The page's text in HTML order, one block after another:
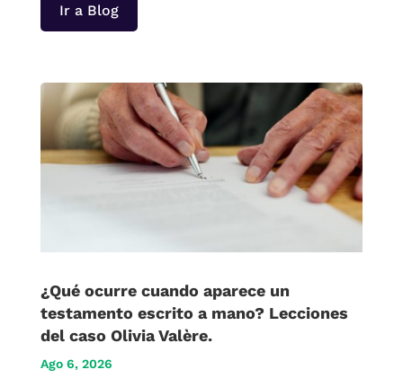
Ir a Blog
¿Qué ocurre cuando aparece un
testamento escrito a mano? Lecciones
del caso Olivia Valère.
Ago 6, 2026